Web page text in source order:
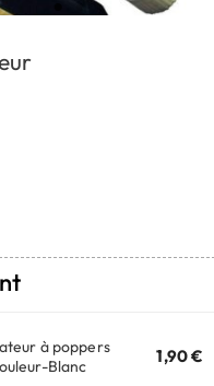
à poppers
Blanc
1,90 €